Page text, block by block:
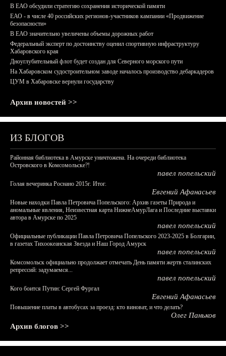
В ЕАО обсудили стратегию сохранения исторической памяти
ЕАО - в числе 40 российских регионов-участников кампании «Продвижение
безопасности»
В ЕАО значительно увеличены объемы дорожных работ
Федеральный эксперт по достоинству оценил спортивную инфраструктуру
Хабаровского края
Дноуглубительный флот будет создан для Северного морского пути
На Хабаровском судостроительном заводе началось производство дебаркадеров
ЦУМ в Хабаровске вернули государству
Архив новостей >>
ИЗ БЛОГОВ
Районная библиотека в Амурске уничтожена. На очереди библиотека
Островского в Комсомольске?!
павел попельский
Голая вечеринка Роснано 2015г. Итог.
Евгений Афанасьев
Новые находки Павла Петровича Попельского: Архив газеты Природа и
аномальные явления, Неизвестная карта НижнеАмурЛага и Последние выставки
автора в Амурске по 2025
павел попельский
Официальные публикации Павла Петровича Попельского 2023-2025 в Болгарии,
в газетах Тихоокеанская Звезда и Наш Город Амурск
павел попельский
Комсомольск официально продолжает отмечать День памяти жертв сталинских
репрессий: задумаемся...
павел попельский
Кого боится Путин: Сергей Фургал
Евгений Афанасьев
Повышение платы в автобусах за проезд: кто виноват, и что делать?
Олег Паньков
Архив блогов >>